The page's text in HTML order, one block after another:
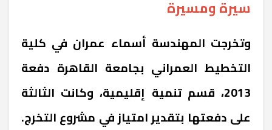
سيرة ومسيرة
وتخرجت المهندسة أسماء عمران في كلية
التخطيط العمراني بجامعة القاهرة دفعة
2013، قسم تنمية إقليمية، وكانت الثالثة
على دفعتها بتقدير امتياز في مشروع التخرج.